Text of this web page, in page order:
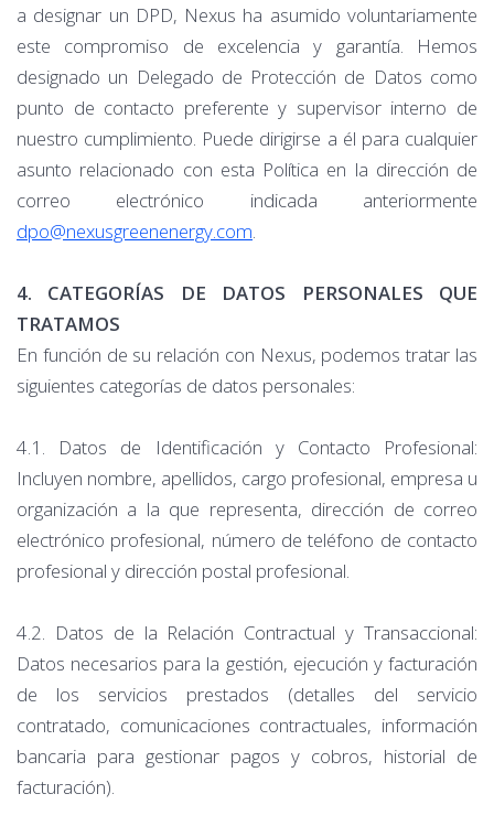
a designar un DPD, Nexus ha asumido voluntariamente
este compromiso de excelencia y garantía. Hemos
designado un Delegado de Protección de Datos como
punto de contacto preferente y supervisor interno de
nuestro cumplimiento. Puede dirigirse a él para cualquier
asunto relacionado con esta Política en la dirección de
correo electrónico indicada anteriormente
dpo@nexusgreenenergy.com.
4. CATEGORÍAS DE DATOS PERSONALES QUE
TRATAMOS
En función de su relación con Nexus, podemos tratar las
siguientes categorías de datos personales:
4.1. Datos de Identificación y Contacto Profesional:
Incluyen nombre, apellidos, cargo profesional, empresa u
organización a la que representa, dirección de correo
electrónico profesional, número de teléfono de contacto
profesional y dirección postal profesional.
4.2. Datos de la Relación Contractual y Transaccional:
Datos necesarios para la gestión, ejecución y facturación
de los servicios prestados (detalles del servicio
contratado, comunicaciones contractuales, información
bancaria para gestionar pagos y cobros, historial de
facturación).